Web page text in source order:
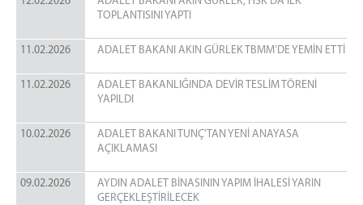
TOPLANTISINI YAPTI
11.02.2026 ADALET BAKANI AKIN GÜRLEK TBMM’DE YEMİN ETTİ
11.02.2026
ADALET BAKANLIĞINDA DEVİR TESLİM TÖRENİ
YAPILDI
10.02.2026
ADALET BAKANI TUNÇ'TAN YENİ ANAYASA
AÇIKLAMASI
09.02.2026
AYDIN ADALET BİNASININ YAPIM İHALESİ YARIN
GERÇEKLEŞTİRİLECEK